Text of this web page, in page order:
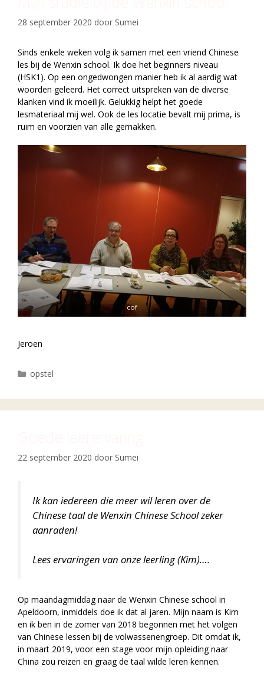
28 september 2020 door Sumei
Sinds enkele weken volg ik samen met een vriend Chinese
les bij de Wenxin school. Ik doe het beginners niveau
(HSK1). Op een ongedwongen manier heb ik al aardig wat
woorden geleerd. Het correct uitspreken van de diverse
klanken vind ik moeilijk. Gelukkig helpt het goede
lesmateriaal mij wel. Ook de les locatie bevalt mij prima, is
ruim en voorzien van alle gemakken.
cof
Jeroen
Categorieën
opstel
22 september 2020 door Sumei
Ik kan iedereen die meer wil leren over de
Chinese taal de Wenxin Chinese School zeker
aanraden!
Leeservaringen van onze leerling (Kim)….
Op maandagmiddag naar de Wenxin Chinese school in
Apeldoorn, inmiddels doe ik dat al jaren. Mijn naam is Kim
en ik ben in de zomer van 2018 begonnen met het volgen
van Chinese lessen bij de volwassenengroep. Dit omdat ik,
in maart 2019, voor een stage voor mijn opleiding naar
China zou reizen en graag de taal wilde leren kennen.